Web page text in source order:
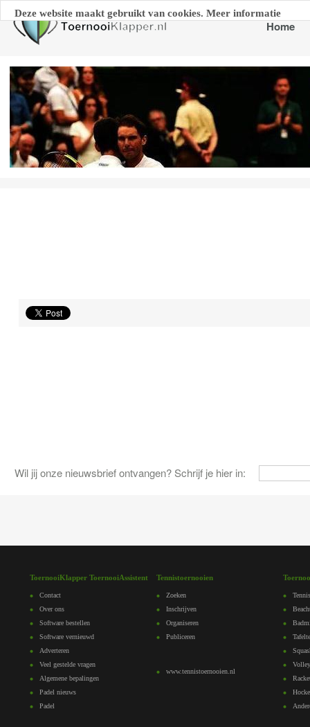
Wil jij onze nieuwsbrief ontvangen? Schrijf je hier in:
Home
ToernooiKlapper ToernooiAssistent
Contact
Over ons
Software bestellen
Software vernieuwd
Adverteren
Veel gestelde vragen
Algemene bepalingen
Padel nieuws
Padel
Tennistoernooien
Zoeken
Inschrijven
Organiseren
Publiceren
www.tennistoernooien.nl
Deze website maakt gebruikt van cookies. Meer informatie